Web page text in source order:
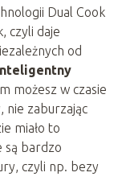
Dual Cook
czyli daje
od
możesz w czasie
nie zaburzając
miało to
są bardzo
czyli np. bezy